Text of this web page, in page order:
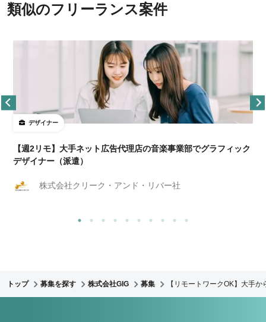
類似のフリーランス案件
デザイナー
【週2リモ】大手ネット広告代理店の音楽事業部でグラフィック
デザイナー（派遣）
株式会社クリーク・アンド・リバー社
トップ 募集を探す 株式会社GIG 募集 【リモートワークOK】大手